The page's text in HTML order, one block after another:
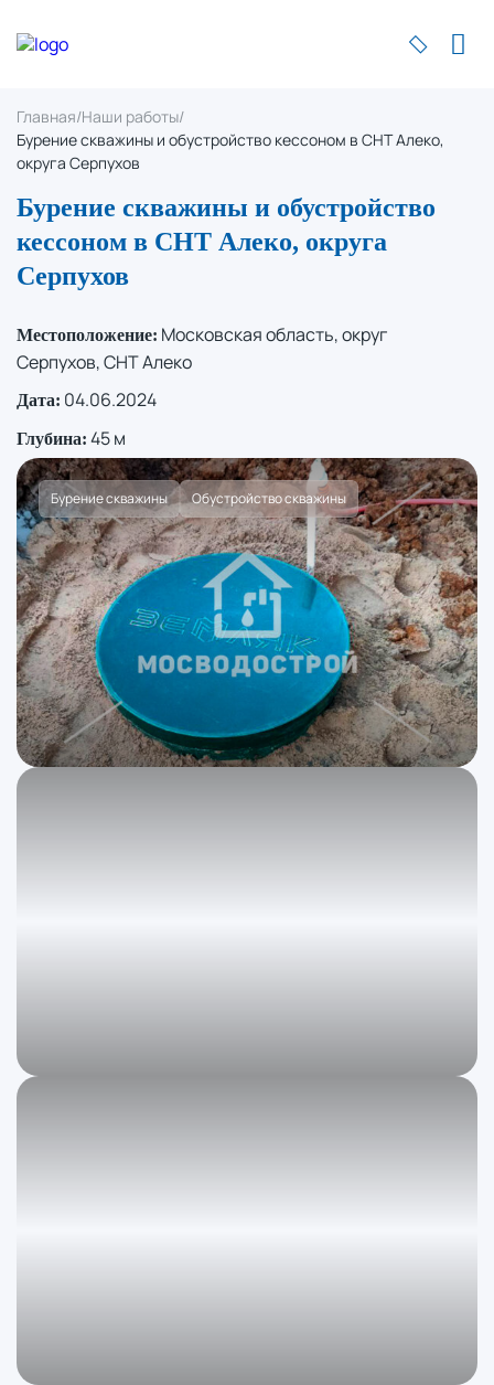
Главная/Наши работы/
Бурение скважины и обустройство кессоном в СНТ Алеко,
округа Серпухов
Бурение скважины и обустройство
кессоном в СНТ Алеко, округа
Серпухов
Местоположение: Московская область, округ
Серпухов, СНТ Алеко
Дата: 04.06.2024
Глубина: 45 м
Бурение скважины Обустройство скважины